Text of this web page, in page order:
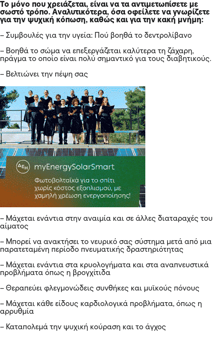
Το μόνο που χρειάζεται, είναι να τα αντιμετωπίσετε με
σωστό τρόπο. Αναλυτικότερα, όσα οφείλετε να γνωρίζετε
για την ψυχική κόπωση, καθώς και για την κακή μνήμη:
– Συμβουλές για την υγεία: Πού βοηθά το δεντρολίβανο
– Βοηθά το σώμα να επεξεργάζεται καλύτερα τη ζάχαρη,
πράγμα το οποίο είναι πολύ σημαντικό για τους διαβητικούς.
– Βελτιώνει την πέψη σας
– Μάχεται ενάντια στην αναιμία και σε άλλες διαταραχές του
αίματος
– Μπορεί να ανακτήσει το νευρικό σας σύστημα μετά από μια
παρατεταμένη περίοδο πνευματικής δραστηριότητας
– Μάχεται ενάντια στα κρυολογήματα και στα αναπνευστικά
προβλήματα όπως η βρογχίτιδα
– Θεραπεύει φλεγμονώδεις συνθήκες και μυϊκούς πόνους
– Μάχεται κάθε είδους καρδιολογικά προβλήματα, όπως η
αρρυθμία
– Καταπολεμά την ψυχική κούραση και το άγχος